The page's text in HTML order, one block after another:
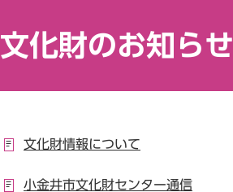
文化財のお知らせ
文化財情報について
小金井市文化財センター通信